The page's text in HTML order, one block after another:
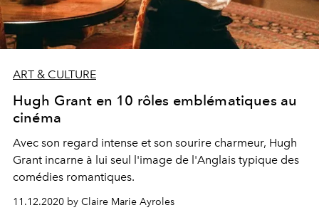
ART & CULTURE
Hugh Grant en 10 rôles emblématiques au
cinéma
Avec son regard intense et son sourire charmeur, Hugh
Grant incarne à lui seul l'image de l'Anglais typique des
comédies romantiques.
11.12.2020 by Claire Marie Ayroles